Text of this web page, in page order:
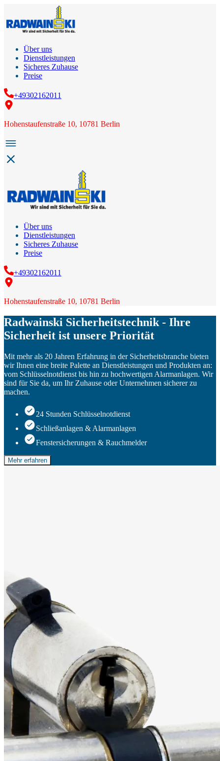
Über uns
Dienstleistungen
Sicheres Zuhause
Preise
+49302162011
Hohenstaufenstraße 10, 10781 Berlin
Über uns
Dienstleistungen
Sicheres Zuhause
Preise
+49302162011
Hohenstaufenstraße 10, 10781 Berlin
Radwainski Sicherheitstechnik - Ihre
Sicherheit ist unsere Priorität
Mit mehr als 20 Jahren Erfahrung in der Sicherheitsbranche bieten
wir Ihnen eine breite Palette an Dienstleistungen und Produkten an:
vom Schlüsselnotdienst bis hin zu hochwertigen Alarmanlagen. Wir
sind für Sie da, um Ihr Zuhause oder Unternehmen sicherer zu
machen.
24 Stunden Schlüsselnotdienst
Schließanlagen & Alarmanlagen
Fenstersicherungen & Rauchmelder
Mehr erfahren